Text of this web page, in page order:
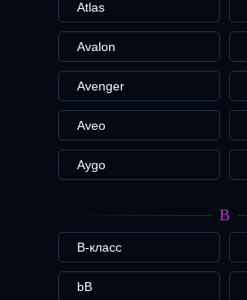
Atlas
Avalon
Avenger
Aveo
Aygo
B
B-класс
bB